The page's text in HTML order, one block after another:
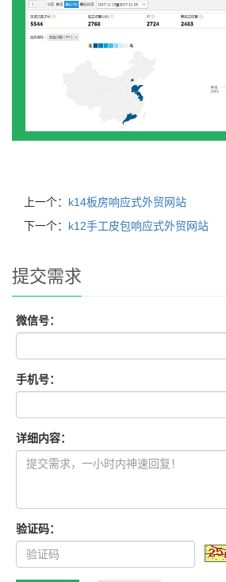
上一个： k14板房响应式外贸网站
下一个： k12手工皮包响应式外贸网站
提交需求
微信号：
手机号：
详细内容：
验证码：